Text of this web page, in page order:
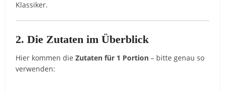
Klassiker.
2. Die Zutaten im Überblick
Hier kommen dieZutaten für 1 Portion – bitte genau so
verwenden: